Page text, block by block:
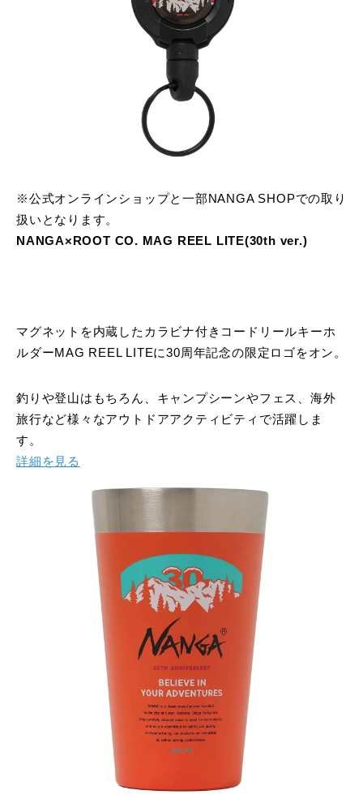
※公式オンラインショップと一部NANGA SHOPでの取り
扱いとなります。
NANGA×ROOT CO. MAG REEL LITE(30th ver.)
マグネットを内蔵したカラビナ付きコードリールキーホ
ルダーMAG REEL LITEに30周年記念の限定ロゴをオン。
釣りや登山はもちろん、キャンプシーンやフェス、海外
旅行など様々なアウトドアアクティビティで活躍しま
す。
詳細を見る